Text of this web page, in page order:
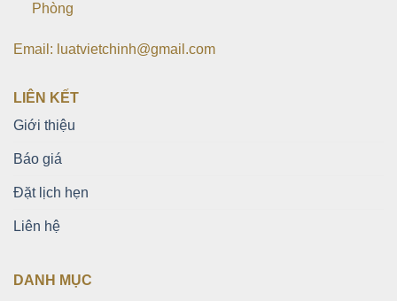
Phòng
Email: luatvietchinh@gmail.com
LIÊN KẾT
Giới thiệu
Báo giá
Đặt lịch hẹn
Liên hệ
DANH MỤC